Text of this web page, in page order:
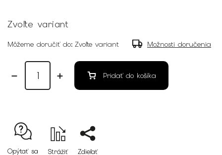
Zvoľte variant
Môžeme doručiť do: Zvoľte variant Možnosti doručenia
Pridať do košíka
Opýtať sa Strážiť Zdieľať